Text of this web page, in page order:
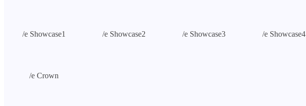
/e Showcase1 /e Showcase2 /e Showcase3 /e Showcase4
/e Crown